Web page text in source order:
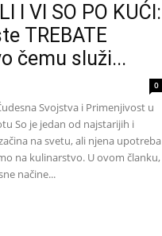
I VI SO PO KUĆI:
TREBATE
čemu služi...
0
Svojstva i Primenjivost u
So je jedan od najstarijih i
na svetu, ali njena upotreba
na kulinarstvo. U ovom članku,
načine...